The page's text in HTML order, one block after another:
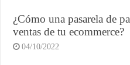
¿Cómo una pasarela de
ventas de tu ecommerce?
04/10/2022